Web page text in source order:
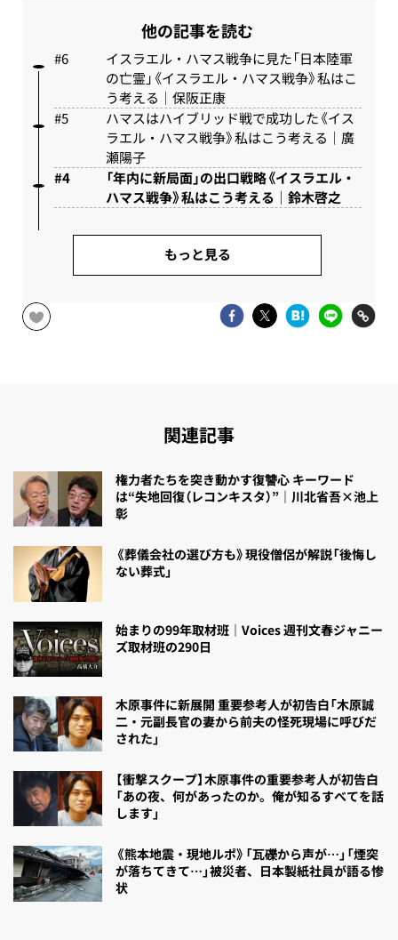
他の記事を読む
イスラエル・ハマス戦争に見た「日本陸軍
の亡霊」《イスラエル・ハマス戦争》私はこ
う考える｜保阪正康
ハマスはハイブリッド戦で成功した《イス
ラエル・ハマス戦争》私はこう考える｜廣
瀬陽子
「年内に新局面」の出口戦略《イスラエル・
ハマス戦争》私はこう考える｜鈴木啓之
もっと見る
関連記事
権力者たちを突き動かす復讐心 キーワード
は“失地回復（レコンキスタ）”｜川北省吾×池上
彰
《葬儀会社の選び方も》現役僧侶が解説「後悔し
ない葬式」
始まりの99年取材班｜Voices 週刊文春ジャニー
ズ取材班の290日
木原事件に新展開 重要参考人が初告白「木原誠
二・元副長官の妻から前夫の怪死現場に呼びだ
された」
【衝撃スクープ】木原事件の重要参考人が初告白
「あの夜、何があったのか。俺が知るすべてを話
します」
《熊本地震・現地ルポ》「瓦礫から声が…」「煙突
が落ちてきて…」被災者、日本製紙社員が語る惨
状